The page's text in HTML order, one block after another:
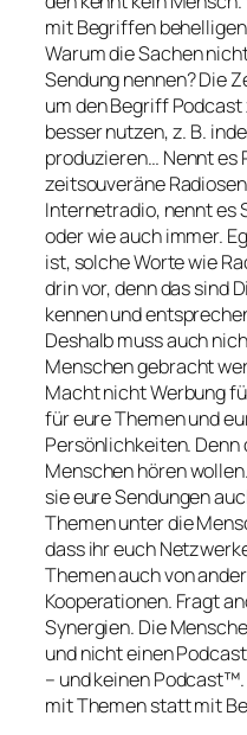
mit Begriffen
Warum die Sachen
Sendung nennen? Die
um den Begriff
besser nutzen, z. B.
produzieren… Nennt es
zeitsouveräne
Internetradio, nennt es
oder wie auch immer.
ist, solche Worte wie
drin vor, denn das sind
kennen und
Deshalb muss auch
Menschen gebracht
Macht nicht Werbung
für eure Themen und
Persönlichkeiten. Denn
Menschen hören
sie eure Sendungen
Themen unter die
dass ihr euch
Themen auch von
Kooperationen. Fragt
Synergien. Die
und nicht einen
– und keinen
mit Themen statt mit